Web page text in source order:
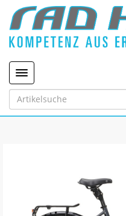
Toggle navigation